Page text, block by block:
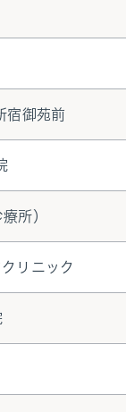
宿御苑前
所）
リニック